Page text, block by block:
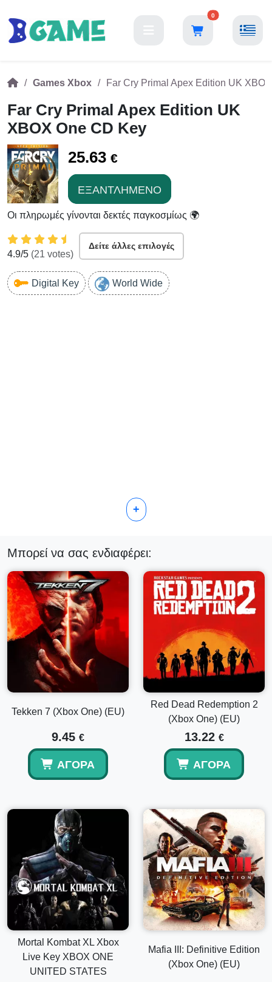
0
Games Xbox Far Cry Primal Apex Edition UK
Far Cry Primal Apex Edition UK
XBOX One CD Key
25.63 €
ΕΞΑΝΤΛΗΜΈΝΟ
Οι πληρωμές γίνονται δεκτές παγκοσμίως 🌍
4.9/5 (21 votes)
Δείτε άλλες επιλογές
Digital Key World Wide
+
Μπορεί να σας ενδιαφέρει:
Tekken 7 (Xbox One) (EU)
9.45 €
ΑΓΟΡΆ
Red Dead Redemption 2
(Xbox One) (EU)
13.22 €
ΑΓΟΡΆ
Mortal Kombat XL Xbox
Live Key XBOX ONE
UNITED STATES
Mafia III: Definitive Edition
(Xbox One) (EU)